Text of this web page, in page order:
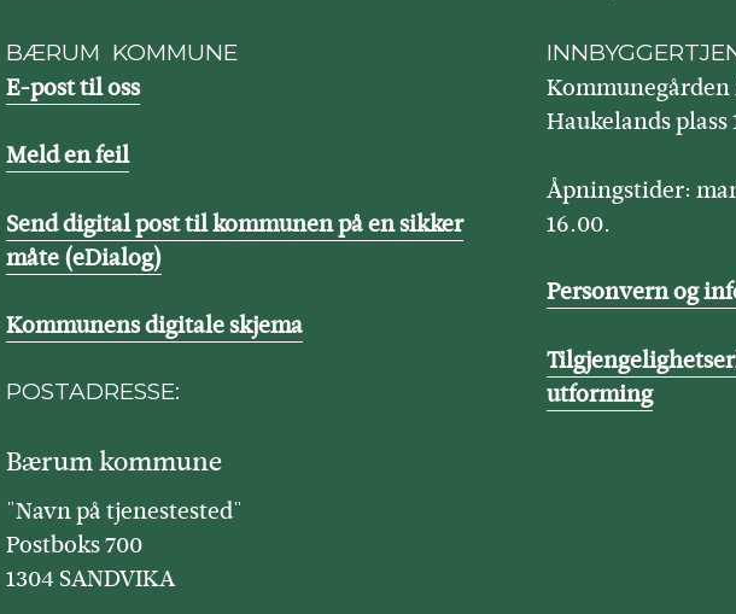
BÆRUM KOMMUNE
E-post til oss
Meld en feil
Send digital post til kommunen på en sikker
måte (eDialog)
Kommunens digitale skjema
POSTADRESSE:
Bærum kommune
"Navn på tjenestested"
Postboks 700
1304 SANDVIKA
Haukelands plass
Åpningstider:
16.00.
Personvern og
utforming